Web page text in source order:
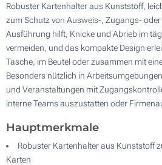
Robuster Kartenhalter aus Kunststoff,
zum Schutz von Ausweis-, Zugangs-
Ausführung hilft, Knicke und Abrieb im
vermeiden, und das kompakte Design
Tasche, im Beutel oder zusammen mit
Besonders nützlich in
und Veranstaltungen mit
interne Teams auszustatten oder
Hauptmerkmale
Robuster Kartenhalter aus Kunststoff
Karten